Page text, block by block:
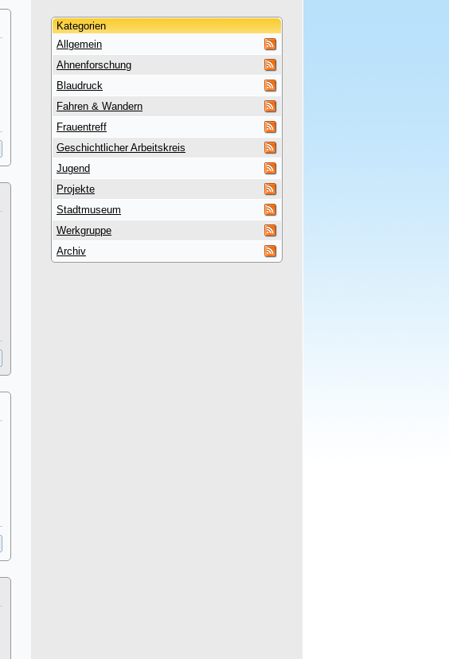
Kategorien
Allgemein
Ahnenforschung
Blaudruck
Fahren & Wandern
Frauentreff
Geschichtlicher Arbeitskreis
Jugend
Projekte
Stadtmuseum
Werkgruppe
Archiv